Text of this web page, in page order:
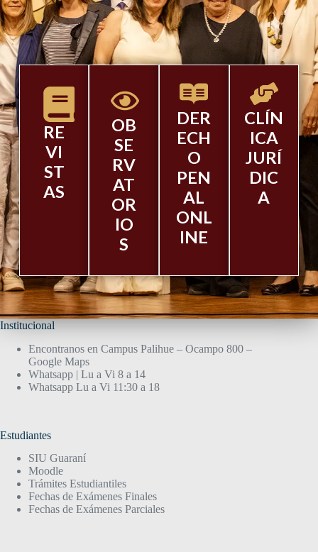
RE
VI
ST
AS
OB
SE
RV
AT
OR
IO
S
DER
ECH
O
PEN
AL
ONL
INE
CLÍN
ICA
JURÍ
DIC
A
Institucional
Encontranos en Campus Palihue – Ocampo 800 –
Google Maps
Whatsapp | Lu a Vi 8 a 14
Whatsapp Lu a Vi 11:30 a 18
Estudiantes
SIU Guaraní
Moodle
Trámites Estudiantiles
Fechas de Exámenes Finales
Fechas de Exámenes Parciales